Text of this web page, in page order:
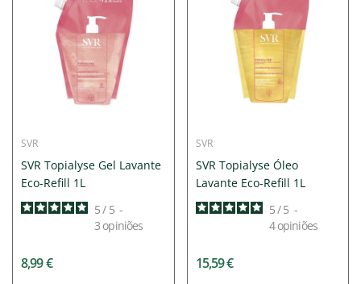
SVR
SVR Topialyse Gel Lavante
Eco-Refill 1L
5/ 5 -
3 opiniões
8,99 €
SVR
SVR Topialyse Óleo
Lavante Eco-Refill 1L
5/ 5 -
4opiniões
15,59 €